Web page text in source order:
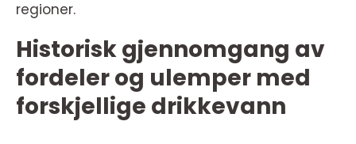
regioner.
Historisk gjennomgang av
fordeler og ulemper med
forskjellige drikkevann